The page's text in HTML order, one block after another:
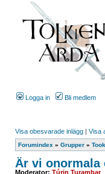
Logga in Bli medlem
Visa obesvarade inlägg | Visa
Forumindex » Grupper »
Är vi onormala
Moderator: Túrin Turambar